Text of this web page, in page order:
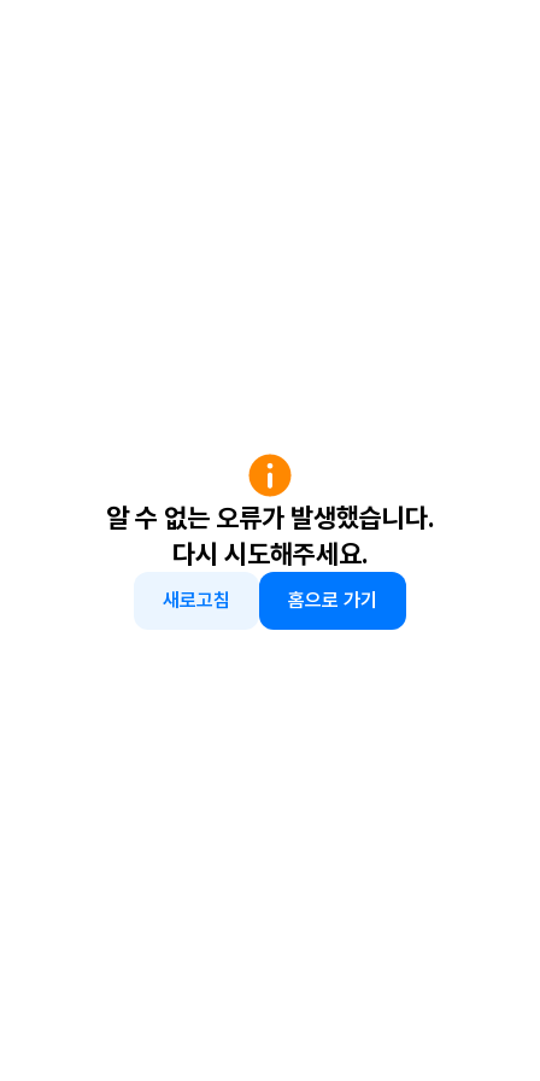
알 수 없는 오류가 발생했습니다.
다시 시도해주세요.
새로고침 홈으로 가기